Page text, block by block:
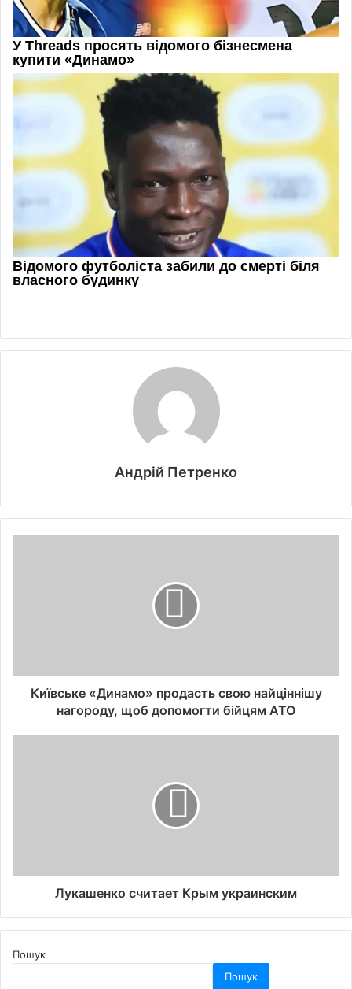
Андрій Петренко
Київське «Динамо» продасть свою найціннішу
нагороду, щоб допомогти бійцям АТО
Лукашенко считает Крым украинским
Пошук
Пошук